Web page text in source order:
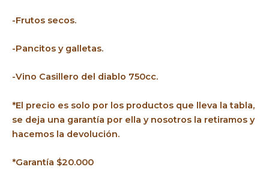
-Frutos secos.
-Pancitos y galletas.
-Vino Casillero del diablo 750cc.
*El precio es solo por los productos que lleva la tabla,
se deja una garantía por ella y nosotros la retiramos y
hacemos la devolución.
*Garantía $20.000